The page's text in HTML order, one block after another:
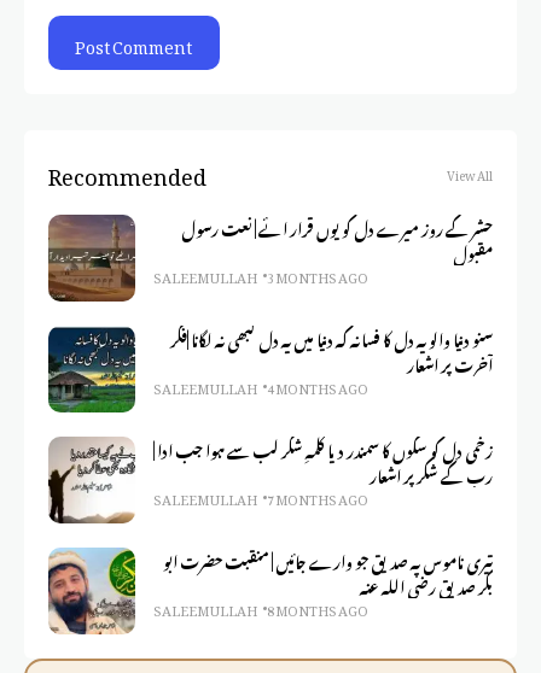
Recommended View All
حشر کے روز میرے دل کو یوں قرار ائے | نعت رسول
مقبول
SALEEM ULLAH 3 MONTHS AGO
سنو دنیا والو یہ دل کا فسانہ کہ دنیا میں یہ دل کبھی نہ لگانا |فکر
آخرت پر اشعار
SALEEM ULLAH 4 MONTHS AGO
زخمی دل کو سکوں کا سمندر دیا کلمہِ شکر لب سے ہوا جب ادا |
رب کے شکر پر اشعار
SALEEM ULLAH 7 MONTHS AGO
تیری ناموس پہ صدیق جو وارے جائیں | منقبت حضرت ابو
بکر صدیق رضی اللہ عنہ
SALEEM ULLAH 8 MONTHS AGO